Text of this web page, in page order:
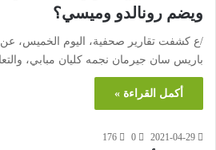
ويضم رونالدو وميسي؟
/ع كشفت تقارير صحفية، اليوم الخميس، عن
باريس سان جيرمان نجمه كليان مبابي،
أكمل القراءة »
2021-04-29
0
176